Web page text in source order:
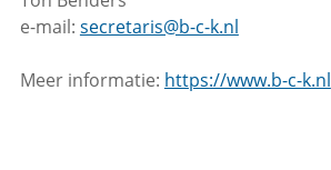
menu
e-mail: secretaris@b-c-k.nl
Meer informatie: https://www.b-c-k.nl